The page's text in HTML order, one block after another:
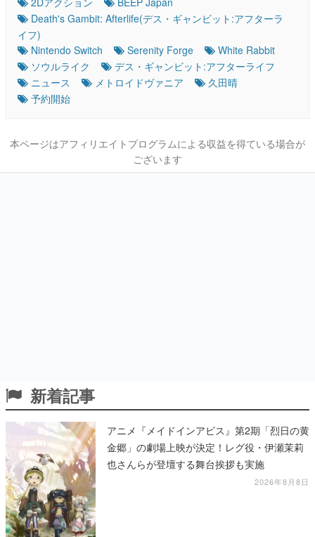
Death's Gambit: Afterlife(デス・ギャンビット:アフターラ
イフ)
Nintendo Switch
Serenity Forge
White Rabbit
ソウルライク
デス・ギャンビット:アフターライフ
ニュース
メトロイドヴァニア
久田晴
予約開始
本ページはアフィリエイトプログラムによる収益を得ている場合が
ございます
新着記事
アニメ『メイドインアビス』第2期「烈日の黄
金郷」の劇場上映が決定！レグ役・伊瀬茉莉
也さんらが登壇する舞台挨拶も実施
2026年8月8日